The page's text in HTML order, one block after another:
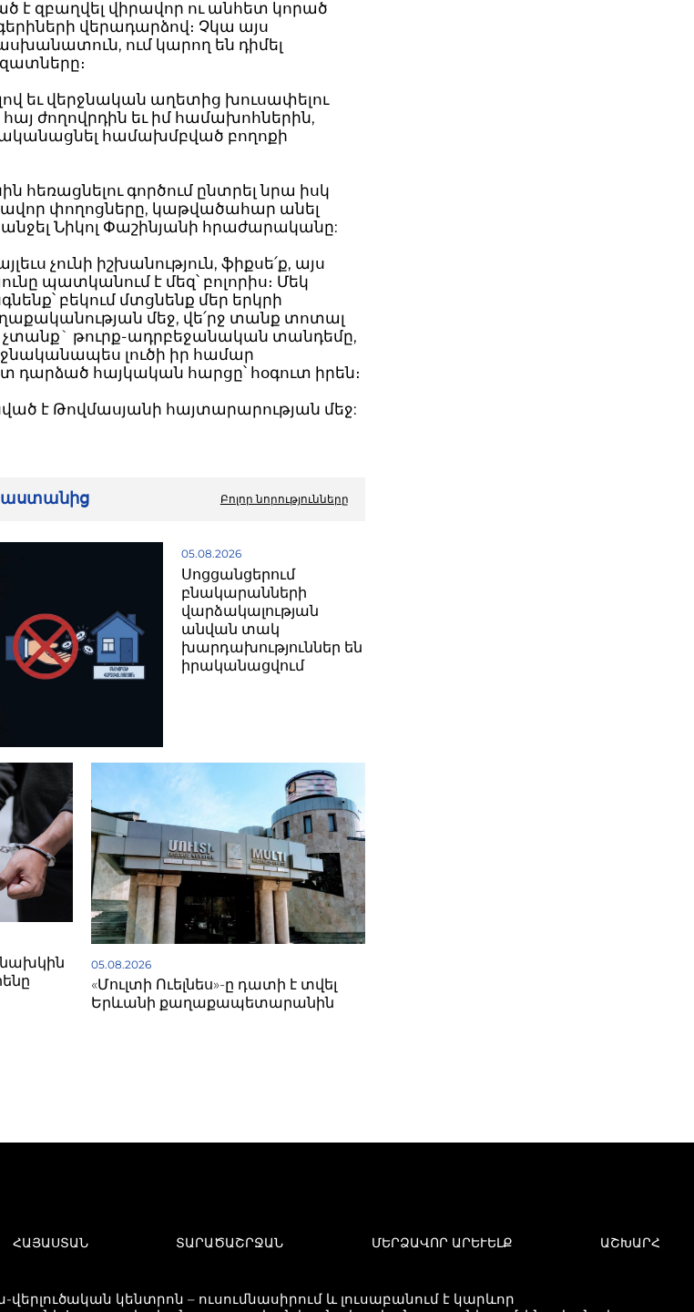
է զբաղվել վիրավոր ու անհետ կորած
վերադարձով։ Չկա այս
ում կարող են դիմել
եւ վերջնական աղետից խուսափելու
հայ ժողովրդին եւ իմ համախոհներին,
համախմբված բողոքի
հեռացնելու գործում ընտրել նրա իսկ
փողոցները, կաթվածահար անել
Նիկոլ Փաշինյանի հրաժարականը:
չունի իշխանություն, ֆիքսե՛ք, այս
պատկանում է մեզ՝ բոլորիս։ Մեկ
բեկում մտցնենք մեր երկրի
մեջ, վե՛րջ տանք տոտալ
չտանք` թուրք-ադրբեջանական տանդեմը,
լուծի իր համար
հայկական հարցը՝ հօգուտ իրեն։
է Թովմասյանի հայտարարության մեջ:
Բոլոր նորությունները
05.08.2026
Սոցցանցերում
բնակարանների
վարձակալության
անվան տակ
խարդախություններ են
իրականացվում
նախկին
05.08.2026
«Մուլտի Ուելնես»-ը դատի է տվել
Երևանի քաղաքապետարանին
ՀԱՅԱՍՏԱՆ ՏԱՐԱԾԱՇՐՋԱՆ ՄԵՐՁԱՎՈՐ ԱՐԵՒԵԼՔ ԱՇԽԱՐՀ
կենտրոն – ուսումնասիրում և լուսաբանում է կարևոր